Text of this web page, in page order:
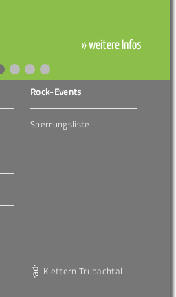
» weitere Infos
Rock-Events
Sperrungsliste
Klettern Trubachtal